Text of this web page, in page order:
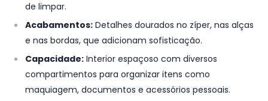
de limpar.
Acabamentos: Detalhes dourados no zíper, nas alças
e nas bordas, que adicionam sofisticação.
Capacidade: Interior espaçoso com diversos
compartimentos para organizar itens como
maquiagem, documentos e acessórios pessoais.